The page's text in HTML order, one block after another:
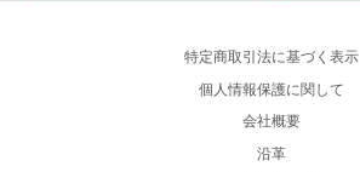
特定商取引法に基づく表示
個人情報保護に関して
会社概要
沿革